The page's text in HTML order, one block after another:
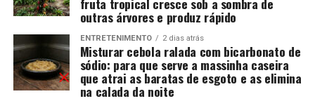
outras árvores e produz rápido
ENTRETENIMENTO 2 dias atrás
Misturar cebola ralada com bicarbonato de
sódio: para que serve a massinha caseira
que atrai as baratas de esgoto e as elimina
na calada da noite